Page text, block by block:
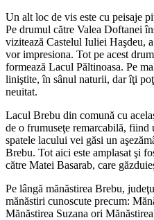
Un alt loc de vis este cu peisaje
Pe drumul către Valea Doftanei
vizitează Castelul Iuliei Haşdeu,
vor impresiona. Tot pe acest
formează Lacul Păltinoasa. Pe
liniştite, în sânul naturii, dar îţi
neuitat.
Lacul Brebu din comună cu
de o frumuseţe remarcabilă,
spatele lacului vei găsi un
Brebu. Tot aici este amplasat şi
către Matei Basarab, care
Pe lângă mănăstirea Brebu,
mănăstiri cunoscute precum:
Mănăstirea Suzana ori